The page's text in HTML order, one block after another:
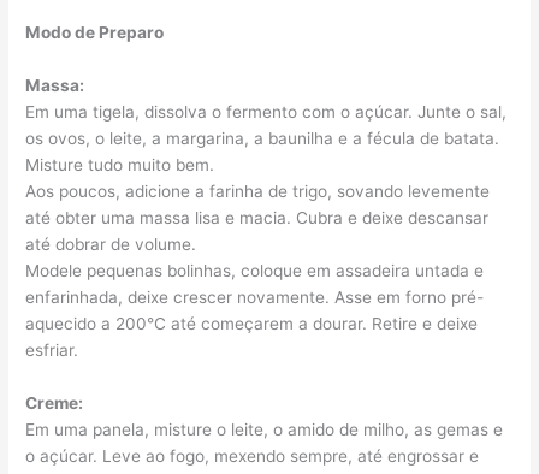
Modo de Preparo
Massa:
Em uma tigela, dissolva o fermento com o açúcar. Junte o sal,
os ovos, o leite, a margarina, a baunilha e a fécula de batata.
Misture tudo muito bem.
Aos poucos, adicione a farinha de trigo, sovando levemente
até obter uma massa lisa e macia. Cubra e deixe descansar
até dobrar de volume.
Modele pequenas bolinhas, coloque em assadeira untada e
enfarinhada, deixe crescer novamente. Asse em forno pré-
aquecido a 200°C até começarem a dourar. Retire e deixe
esfriar.
Creme:
Em uma panela, misture o leite, o amido de milho, as gemas e
o açúcar. Leve ao fogo, mexendo sempre, até engrossar e